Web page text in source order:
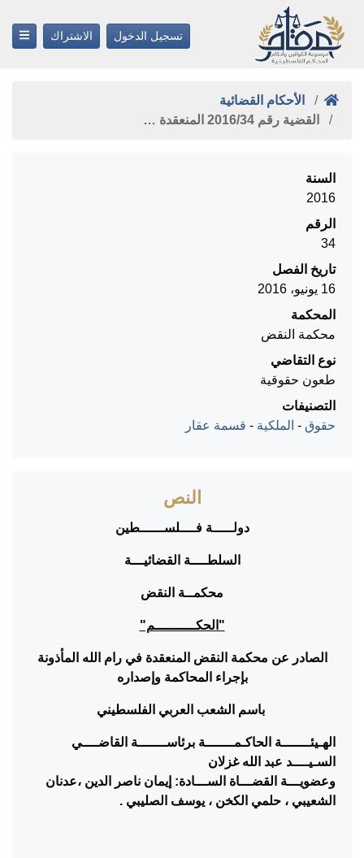
تسجيل الدخول الاشتراك
الأحكام القضائية
القضية رقم ‎34‏/‎2016‏ المنعقدة …
السنة
2016
الرقم
34
تاريخ الفصل
16 يونيو، 2016
المحكمة
محكمة النقض
نوع التقاضي
طعون حقوقية
التصنيفات
حقوق - الملكية - قسمة عقار
النص
دولـــــة فــــلســــــطين
السلطــــة القضائيـــة
محكمــة النقض
"الحكــــــــــم"
الصادر عن محكمة النقض المنعقدة في رام الله المأذونة
بإجراء المحاكمة وإصداره
باسم الشعب العربي الفلسطيني
الهـيئـــــــة الحاكـمـــــــة برئاســـــــة القاضــــي
السـيــــد عبد الله غزلان
وعضويـــة القضـــاة الســـادة: إيمان ناصر الدين ،عدنان
الشعيبي ، حلمي الكخن ، يوسف الصليبي .